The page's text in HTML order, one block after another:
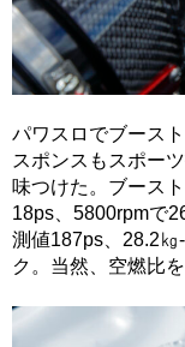
パワスロでブース
スポンスもスポー
味つけた。ブース
18ps、5800rpmで
測値187ps、28.2
ク。当然、空燃比